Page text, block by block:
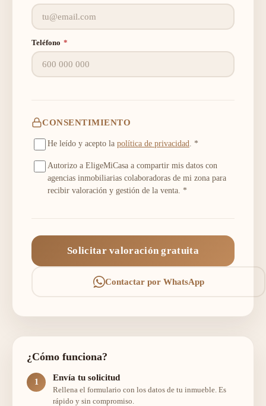
Teléfono *
CONSENTIMIENTO
He leído y acepto la política de privacidad. *
Autorizo a EligeMiCasa a compartir mis datos con
agencias inmobiliarias colaboradoras de mi zona para
recibir valoración y gestión de la venta. *
Solicitar valoración gratuita
Contactar por WhatsApp
¿Cómo funciona?
Envía tu solicitud
Rellena el formulario con los datos de tu inmueble. Es
rápido y sin compromiso.